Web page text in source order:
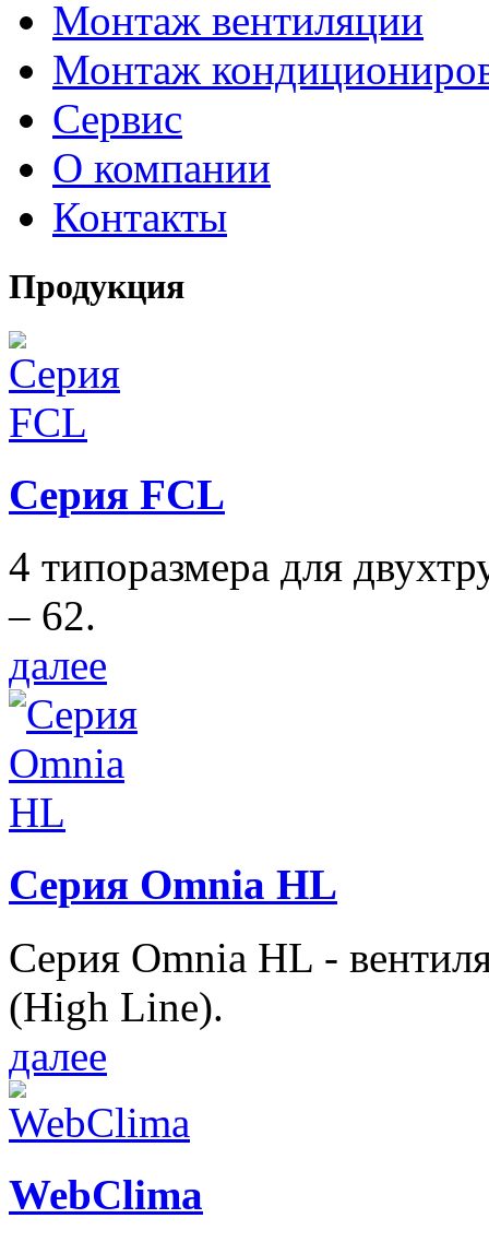
Монтаж вентиляции
Монтаж
Сервис
О компании
Контакты
Продукция
Серия FCL
4 типоразмера для
– 62.
далее
Серия Omnia HL
Серия Omnia HL -
(High Line).
далее
WebClima